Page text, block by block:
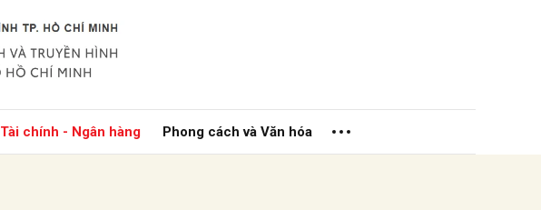
Tài chính - Ngân hàng Phong cách và Văn hóa